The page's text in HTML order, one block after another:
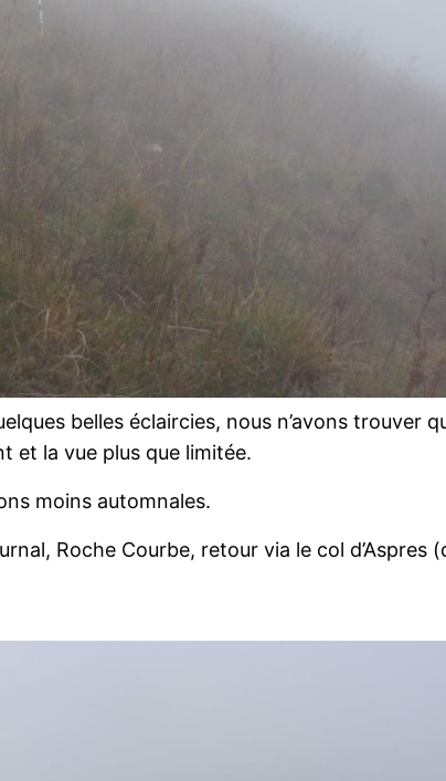
belles éclaircies, nous n’avons trouver
et la vue plus que limitée.
moins automnales.
Roche Courbe, retour via le col d’Aspres